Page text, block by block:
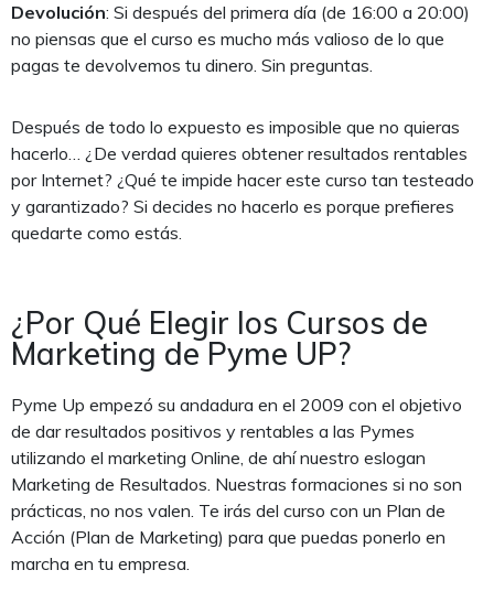
Devolución: Si después del primera día (de 16:00 a 20:00)
no piensas que el curso es mucho más valioso de lo que
pagas te devolvemos tu dinero. Sin preguntas.
Después de todo lo expuesto es imposible que no quieras
hacerlo… ¿De verdad quieres obtener resultados rentables
por Internet? ¿Qué te impide hacer este curso tan testeado
y garantizado? Si decides no hacerlo es porque prefieres
quedarte como estás.
¿Por Qué Elegir los Cursos de
Marketing de Pyme UP?
Pyme Up empezó su andadura en el 2009 con el objetivo
de dar resultados positivos y rentables a las Pymes
utilizando el marketing Online, de ahí nuestro eslogan
Marketing de Resultados. Nuestras formaciones si no son
prácticas, no nos valen. Te irás del curso con un Plan de
Acción (Plan de Marketing) para que puedas ponerlo en
marcha en tu empresa.